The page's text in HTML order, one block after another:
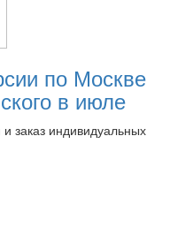
по Москве
в июле
заказ индивидуальных